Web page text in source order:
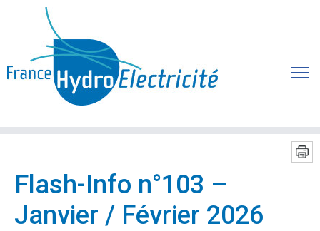
Flash-Info n°103 –
Janvier / Février 2026